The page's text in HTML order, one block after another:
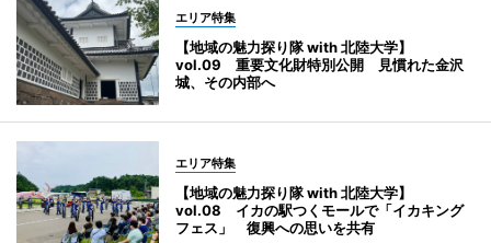
エリア特集
【地域の魅力探り隊 with 北陸大学】
vol.09 重要文化財特別公開 見慣れた金沢
城、その内部へ
エリア特集
【地域の魅力探り隊 with 北陸大学】
vol.08 イカの駅つくモールで「イカキング
フェス」 復興への思いを共有